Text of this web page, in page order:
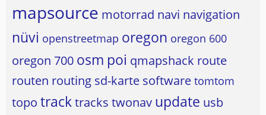
mapsource motorrad navi navigation
nüvi openstreetmap oregon oregon 600
oregon 700 osm poi qmapshack route
routen routing sd-karte software tomtom
topo tracktracks twonav update usb